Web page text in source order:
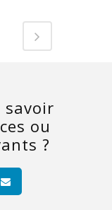
savoir
ou
?